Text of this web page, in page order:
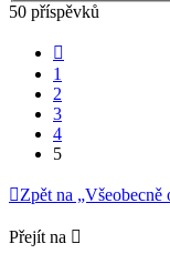
50 příspěvků
1
2
3
4
5
Zpět na „Všeobecně
Přejít na